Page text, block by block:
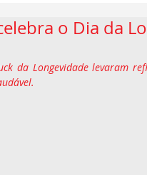
o Dia da
da Longevidade levaram